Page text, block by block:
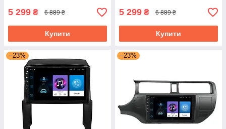
5 299 ₴ 6 889 ₴
Купити
5 299 ₴ 6 889 ₴
Купити
–23% –23%